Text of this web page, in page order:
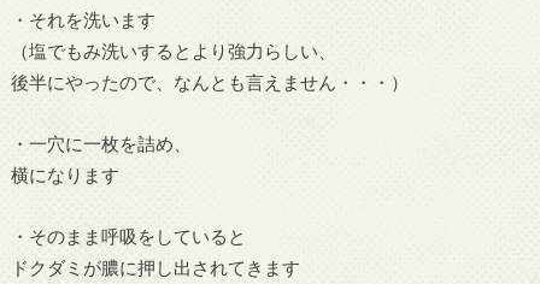
・それを洗います
（塩でもみ洗いするとより強力らしい、
後半にやったので、なんとも言えません・・・）
・一穴に一枚を詰め、
横になります
・そのまま呼吸をしていると
ドクダミが膿に押し出されてきます